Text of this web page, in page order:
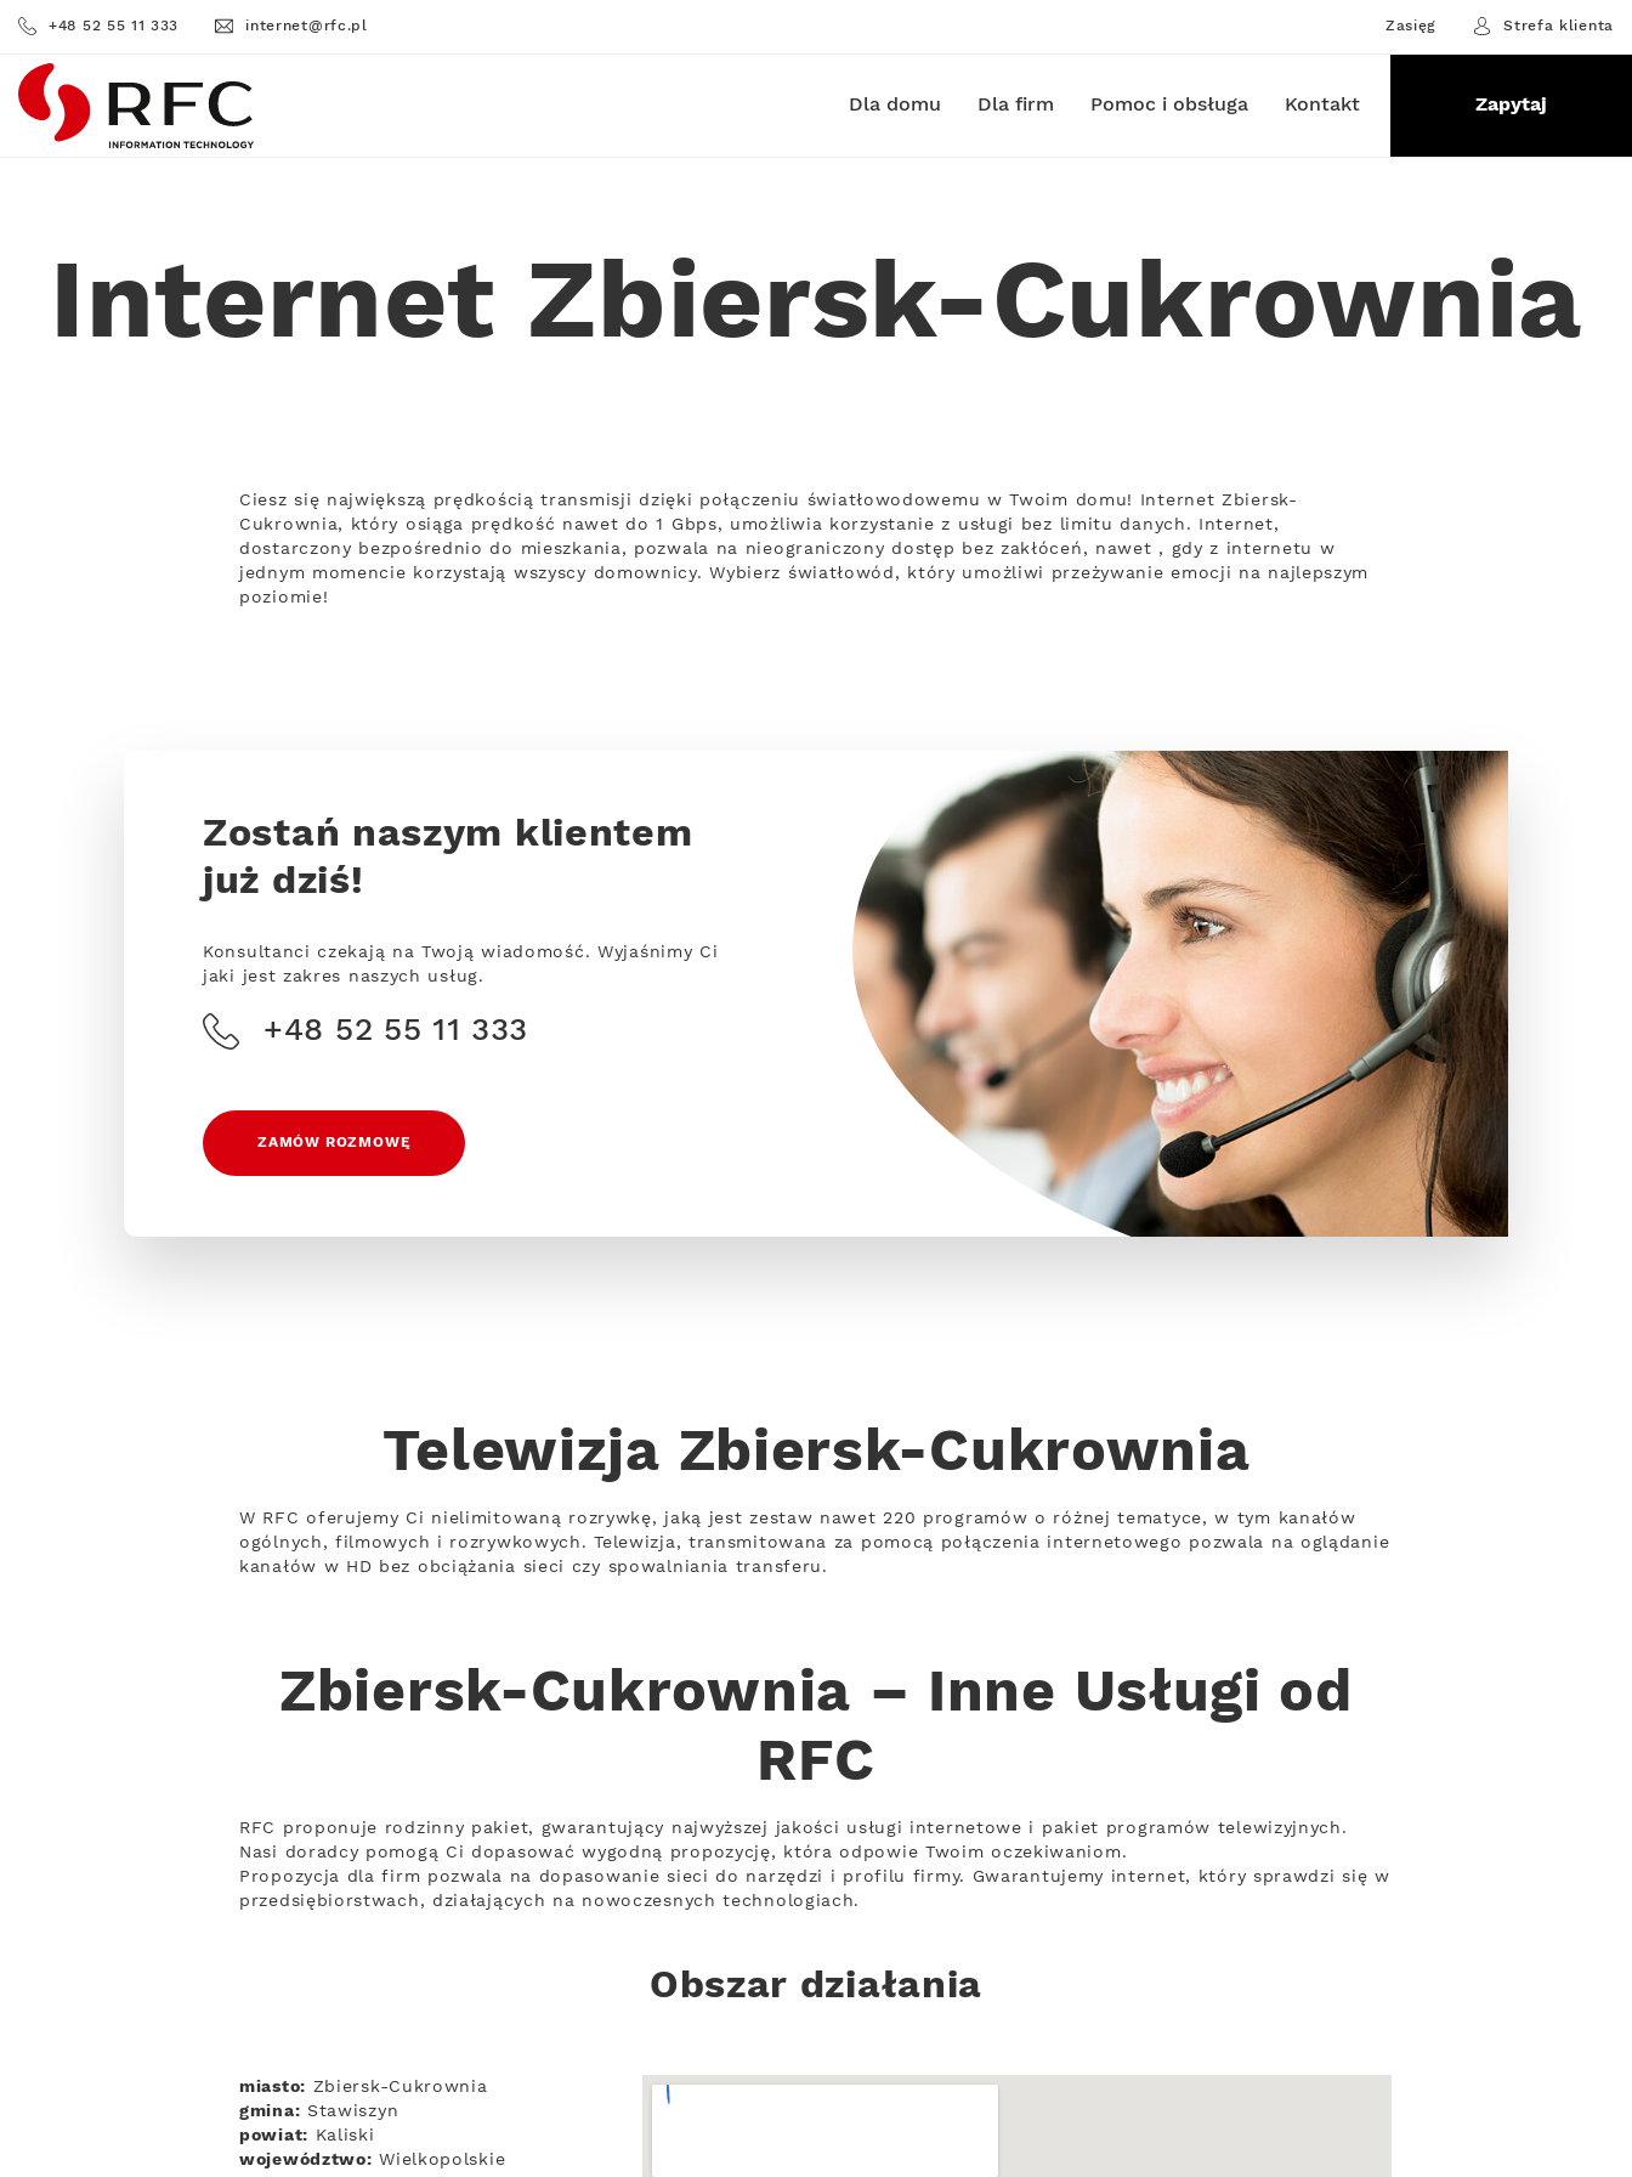
+48 52 55 11 333 internet@rfc.pl Zasięg Strefa klienta
RFC Dla domu Dla firm Pomoc i obsługa Kontakt Zapytaj
Internet Zbiersk-Cukrownia
Ciesz się największą prędkością transmisji dzięki połączeniu światłowodowemu w Twoim domu! Internet Zbiersk-
Cukrownia, który osiąga prędkość nawet do 1 Gbps, umożliwia korzystanie z usługi bez limitu danych. Internet,
dostarczony bezpośrednio do mieszkania, pozwala na nieograniczony dostęp bez zakłóceń, nawet , gdy z internetu w
jednym momencie korzystają wszyscy domownicy. Wybierz światłowód, który umożliwi przeżywanie emocji na najlepszym
poziomie!
Zostań naszym klientem
już dziś!
Konsultanci czekają na Twoją wiadomość. Wyjaśnimy Ci
jaki jest zakres naszych usług.
+48 52 55 11 333
ZAMÓW ROZMOWĘ
Telewizja Zbiersk-Cukrownia
W RFC oferujemy Ci nielimitowaną rozrywkę, jaką jest zestaw nawet 220 programów o różnej tematyce, w tym kanałów
ogólnych, filmowych i rozrywkowych. Telewizja, transmitowana za pomocą połączenia internetowego pozwala na oglądanie
kanałów w HD bez obciążania sieci czy spowalniania transferu.
Zbiersk-Cukrownia – Inne Usługi od
RFC
RFC proponuje rodzinny pakiet, gwarantujący najwyższej jakości usługi internetowe i pakiet programów telewizyjnych.
Nasi doradcy pomogą Ci dopasować wygodną propozycję, która odpowie Twoim oczekiwaniom.
Propozycja dla firm pozwala na dopasowanie sieci do narzędzi i profilu firmy. Gwarantujemy internet, który sprawdzi się w
przedsiębiorstwach, działających na nowoczesnych technologiach.
Obszar działania
miasto: Zbiersk-Cukrownia
gmina: Stawiszyn
powiat: Kaliski
województwo: Wielkopolskie